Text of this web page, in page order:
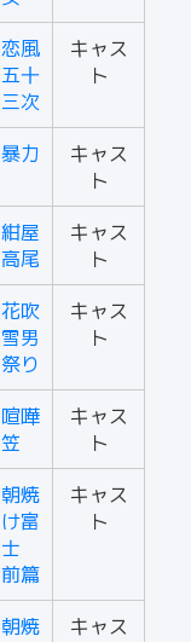
恋風
五十
三次
キャス
ト
暴力
キャス
ト
紺屋
高尾
キャス
ト
花吹
雪男
祭り
キャス
ト
喧嘩
笠
キャス
ト
朝焼
け富
士
前篇
キャス
ト
朝焼
キャス